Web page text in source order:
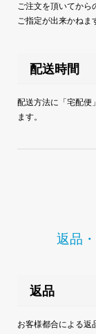
ご注文を頂いてから
ご指定が出来かねま
配送時間
配送方法に「宅配便
ます。
返品
返品
お客様都合による返